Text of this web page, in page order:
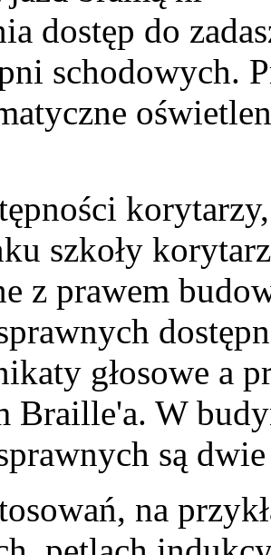
dostęp do
schodowych.
szkoły
z prawem
głosowe a
Braille'a. W
są
na